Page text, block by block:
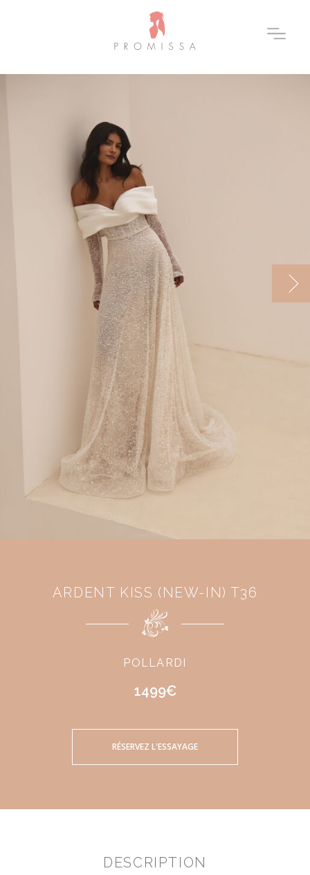
ARDENT KISS (NEW-IN) T36
POLLARDI
1499€
RÉSERVEZ L'ESSAYAGE
DESCRIPTION